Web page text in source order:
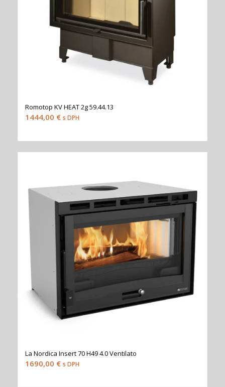
Romotop KV HEAT 2g 59.44.13
1444,00 € s DPH
La Nordica Insert 70 H49 4.0 Ventilato
1690,00 € s DPH